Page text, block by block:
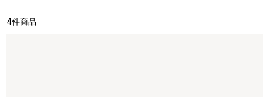
4件商品